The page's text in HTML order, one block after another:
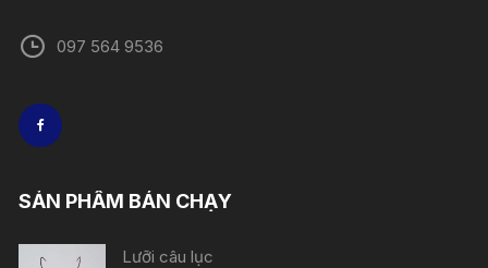
097 564 9536
SẢN PHẨM BÁN CHẠY
Lưỡi câu lục